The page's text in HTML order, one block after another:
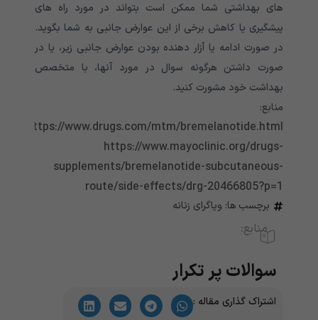
های بهداشتی شما ممکن است بتواند در مورد راه های
پیشگیری یا کاهش برخی از این عوارض جانبی به شما بگوید.
در صورت ادامه یا آزار دهنده بودن عوارض جانبی زیر، یا در
صورت داشتن هرگونه سوال در مورد آنها، با متخصص
بهداشت خود مشورت کنید.
منابع:
https://www.drugs.com/mtm/bremelanotide.html
https://www.mayoclinic.org/drugs-
supplements/bremelanotide-subcutaneous-
route/side-effects/drg-20466805?p=1
برچسب ها: ویاگرای زنانه
منابع:
سوالات پر تکرار
اشتراک گذاری مقاله :